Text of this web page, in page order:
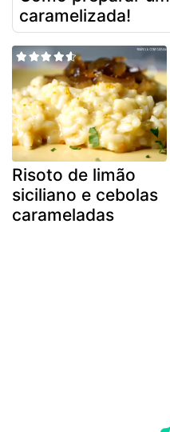
caramelizada!
Risoto de limão
siciliano e cebolas
carameladas